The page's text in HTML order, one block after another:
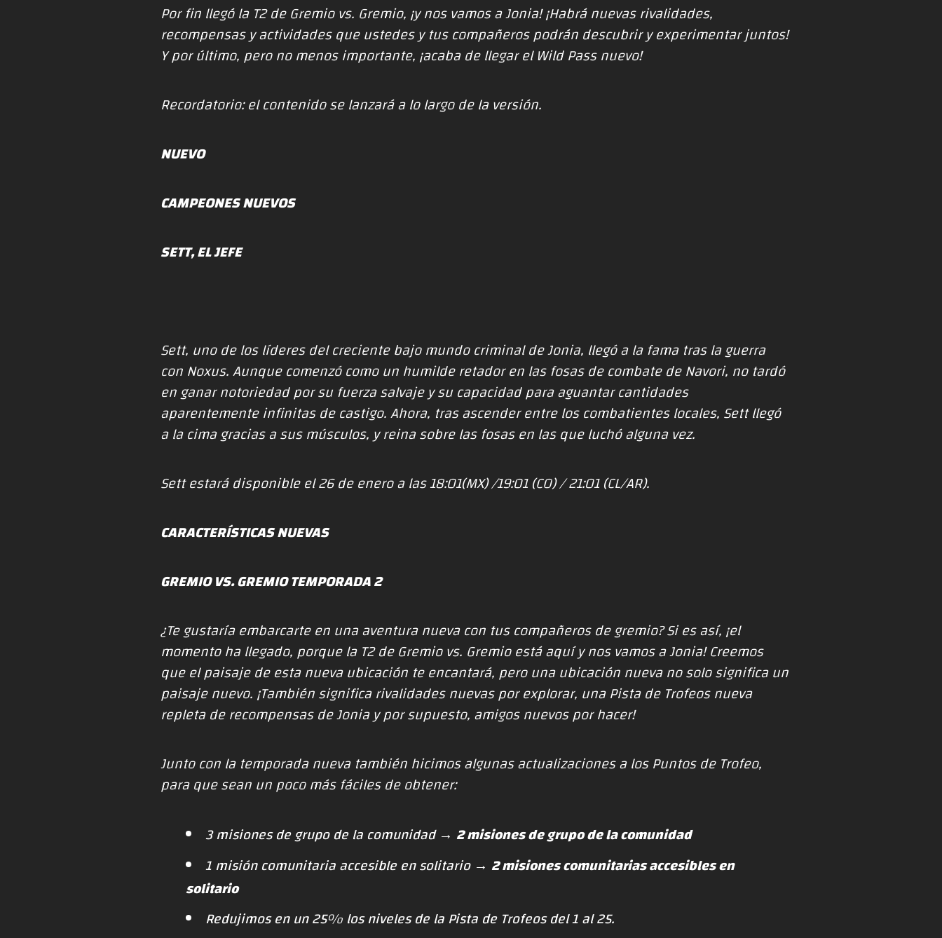
Por fin llegó la T2 de Gremio vs. Gremio, ¡y nos vamos a Jonia! ¡Habrá nuevas rivalidades,
recompensas y actividades que ustedes y tus compañeros podrán descubrir y experimentar juntos!
Y por último, pero no menos importante, ¡acaba de llegar el Wild Pass nuevo!
Recordatorio: el contenido se lanzará a lo largo de la versión.
NUEVO
CAMPEONES NUEVOS
SETT, EL JEFE
Sett, uno de los líderes del creciente bajo mundo criminal de Jonia, llegó a la fama tras la guerra
con Noxus. Aunque comenzó como un humilde retador en las fosas de combate de Navori, no tardó
en ganar notoriedad por su fuerza salvaje y su capacidad para aguantar cantidades
aparentemente infinitas de castigo. Ahora, tras ascender entre los combatientes locales, Sett llegó
a la cima gracias a sus músculos, y reina sobre las fosas en las que luchó alguna vez.
Sett estará disponible el 26 de enero a las 18:01(MX) /19:01 (CO) / 21:01 (CL/AR).
CARACTERÍSTICAS NUEVAS
GREMIO VS. GREMIO TEMPORADA 2
¿Te gustaría embarcarte en una aventura nueva con tus compañeros de gremio? Si es así, ¡el
momento ha llegado, porque la T2 de Gremio vs. Gremio está aquí y nos vamos a Jonia! Creemos
que el paisaje de esta nueva ubicación te encantará, pero una ubicación nueva no solo significa un
paisaje nuevo. ¡También significa rivalidades nuevas por explorar, una Pista de Trofeos nueva
repleta de recompensas de Jonia y por supuesto, amigos nuevos por hacer!
Junto con la temporada nueva también hicimos algunas actualizaciones a los Puntos de Trofeo,
para que sean un poco más fáciles de obtener:
3 misiones de grupo de la comunidad → 2 misiones de grupo de la comunidad
1 misión comunitaria accesible en solitario → 2 misiones comunitarias accesibles en
solitario
Redujimos en un 25% los niveles de la Pista de Trofeos del 1 al 25.